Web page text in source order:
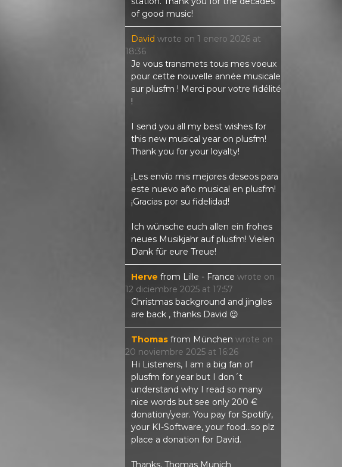
of good music!
David wrote on 1 enero 2026 at
18:36
Je vous transmets tous mes voeux
pour cette nouvelle année musicale
sur plusfm ! Merci pour votre fidélité
!
I send you all my best wishes for
this new musical year on plusfm!
Thank you for your loyalty!
¡Les envío mis mejores deseos para
este nuevo año musical en plusfm!
¡Gracias por su fidelidad!
Ich wünsche euch allen ein frohes
neues Musikjahr auf plusfm! Vielen
Dank für eure Treue!
Herve from Lille - France wrote on
12 diciembre 2025 at 17:57
Christmas background and jingles
are back , thanks David 😉
Thomas from München wrote on
20 noviembre 2025 at 16:26
Hi Listeners, I am a big fan of
plusfm for year but I don´t
understand why I read so many
nice words but see only 200 €
donation/year. You pay for Spotify,
your KI-Software, your food...so plz
place a donation for David.
Thanks, Thomas Munich